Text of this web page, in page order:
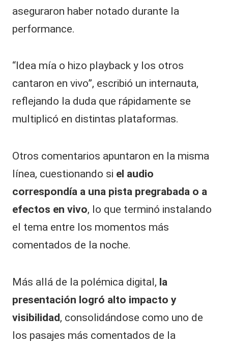
aseguraron haber notado durante la
performance.
“Idea mía o hizo playback y los otros
cantaron en vivo”, escribió un internauta,
reflejando la duda que rápidamente se
multiplicó en distintas plataformas.
Otros comentarios apuntaron en la misma
línea, cuestionando si el audio
correspondía a una pista pregrabada o a
efectos en vivo, lo que terminó instalando
el tema entre los momentos más
comentados de la noche.
Más allá de la polémica digital, la
presentación logró alto impacto y
visibilidad, consolidándose como uno de
los pasajes más comentados de la